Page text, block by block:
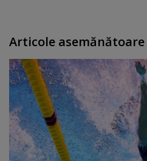
Articole asemănătoare